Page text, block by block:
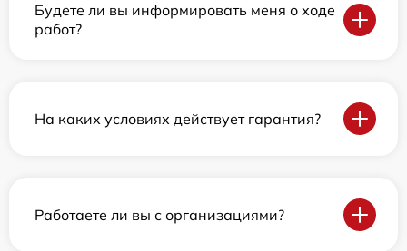
Будете ли вы информировать меня о ходе
работ?
На каких условиях действует гарантия?
Работаете ли вы с организациями?